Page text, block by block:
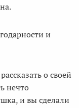
и
о своей
нечто
и вы сделали